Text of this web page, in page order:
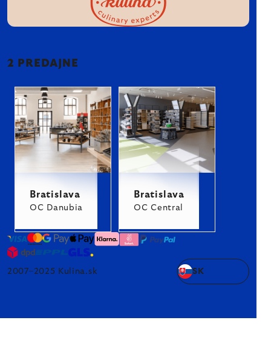
2 PREDAJNE
Bratislava
OC Danubia
Bratislava
OC Central
2007–2025 Kulina.sk SK